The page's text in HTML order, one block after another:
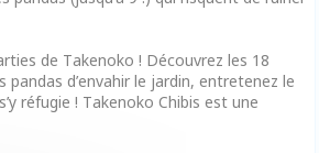
de Takenoko ! Découvrez les 18
d’envahir le jardin, entretenez le
réfugie ! Takenoko Chibis est une